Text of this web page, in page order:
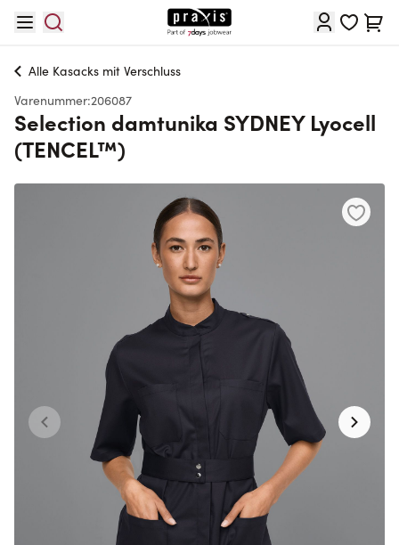
Cart
Alle Kasacks mit Verschluss
Varenummer:206087
Selection damtunika SYDNEY Lyocell
(TENCEL™)